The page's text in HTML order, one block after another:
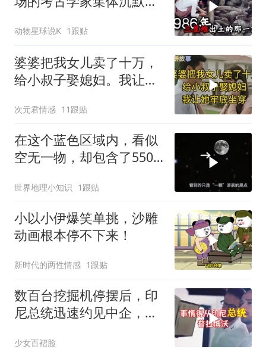
动物星球说K 1跟贴
婆婆把我女儿卖了十万，
给小叔子娶媳妇。我让她
次元君情感 11跟贴
在这个蓝色区域内，看似
空无一物，却包含了5500
世界地理小知识 1跟贴
小以小伊爆笑单挑，沙雕
动画根本停不下来！
新时代的两性情感 1跟贴
数百台挖掘机停摆后，印
尼总统迅速约见中企，试
少女百褶脸